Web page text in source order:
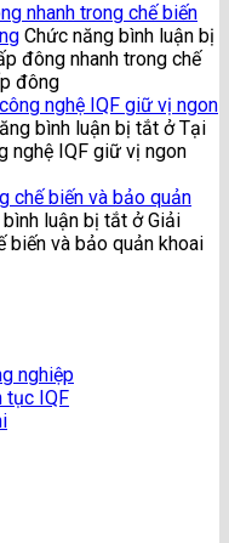
nhanh trong chế biến
Chức năng bình luận bị
đông nhanh trong chế
đông
nghệ IQF giữ vị ngon
bình luận bị tắt ở Tại
nghệ IQF giữ vị ngon
chế biến và bảo quản
luận bị tắt ở Giải
biến và bảo quản khoai
nghiệp
tục IQF